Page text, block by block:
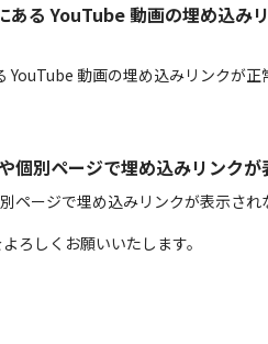
る YouTube 動画の埋め込み
動画の埋め込みリンクが
別ページで埋め込みリンクが
ページで埋め込みリンクが表示さ
ろしくお願いいたします。